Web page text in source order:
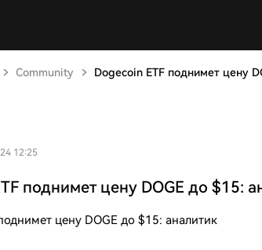
Community Dogecoin ETF поднимет цену
12:25
поднимет цену DOGE до $15:
цену DOGE до $15: аналитик